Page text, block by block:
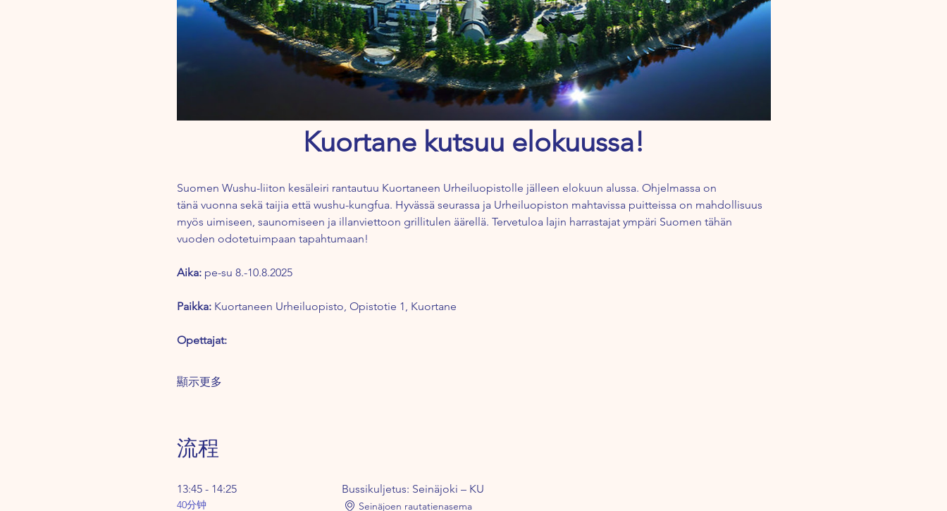
Kuortane kutsuu elokuussa!
Suomen Wushu-liiton kesäleiri rantautuu Kuortaneen Urheiluopistolle jälleen elokuun alussa. Ohjelmassa on
tänä vuonna sekä taijia että wushu-kungfua. Hyvässä seurassa ja Urheiluopiston mahtavissa puitteissa on mahdollisuus
myös uimiseen, saunomiseen ja illanviettoon grillitulen äärellä. Tervetuloa lajin harrastajat ympäri Suomen tähän
vuoden odotetuimpaan tapahtumaan!
Aika: pe-su 8.-10.8.2025
Paikka: Kuortaneen Urheiluopisto, Opistotie 1, Kuortane
Opettajat:
顯示更多
流程
13:45 - 14:25
40分钟
Bussikuljetus: Seinäjoki – KU
Seinäjoen rautatienasema